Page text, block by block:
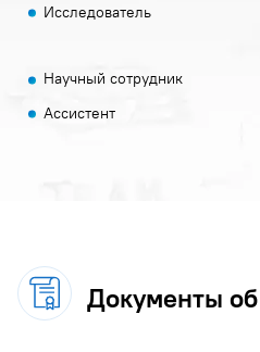
Исследователь
Научный сотрудник
Ассистент
Документы